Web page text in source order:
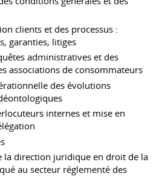
clients et des processus :
garanties, litiges
administratives et des
associations de consommateurs
des évolutions
internes et mise en
la direction juridique en droit de la
au secteur réglementé des